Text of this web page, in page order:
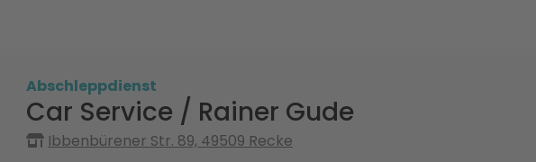
Abschleppdienst
Car Service / Rainer Gude
Ibbenbürener Str. 89, 49509 Recke